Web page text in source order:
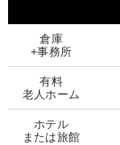
倉庫
+事務所
有料
老人ホーム
ホテル
または旅館